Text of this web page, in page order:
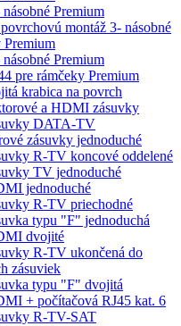
Premium
montáž 3- násobné
Premium
Premium
pre rámčeky Premium
krabica na povrch
a HDMI zásuvky
DATA-TV
zásuvky jednoduché
R-TV koncové oddelené
TV jednoduché
jednoduché
R-TV priechodné
typu "F" jednoduchá
dvojité
R-TV ukončená do
zásuviek
typu "F" dvojitá
+ počítačová RJ45 kat. 6
R-TV-SAT